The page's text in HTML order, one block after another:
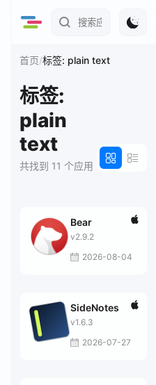
首页/标签: plain text
标签:
plain
text
共找到 11 个应用
Bear
v2.9.2
2026-08-04
SideNotes
v1.6.3
2026-07-27